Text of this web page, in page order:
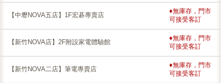
【中壢NOVA五店】1F宏碁專賣店
♦無庫存，門市
可接受客訂
【新竹NOVA店】2F附設家電體驗館
♦無庫存，門市
可接受客訂
【新竹NOVA二店】筆電專賣店
♦無庫存，門市
可接受客訂